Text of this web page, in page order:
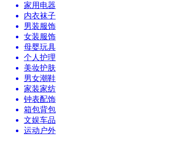
家用电器
内衣袜子
男装服饰
女装服饰
母婴玩具
个人护理
美妆护肤
男女潮鞋
家装家纺
钟表配饰
箱包背包
文娱车品
运动户外